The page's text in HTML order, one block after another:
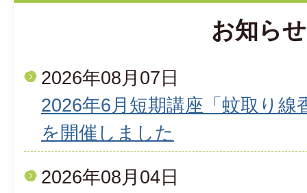
お知らせ
2026年08月07日
2026年6月短期講座「蚊取り
を開催しました
2026年08月04日